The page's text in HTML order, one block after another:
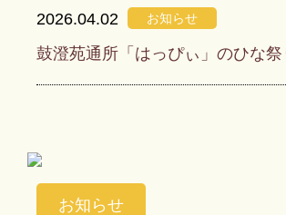
2026.04.02 お知らせ
鼓澄苑通所「はっぴぃ」のひな
お知らせ